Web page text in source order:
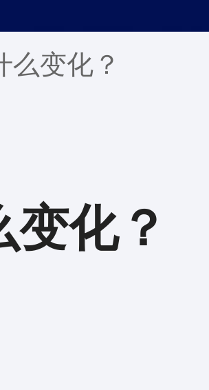
变化？
化？